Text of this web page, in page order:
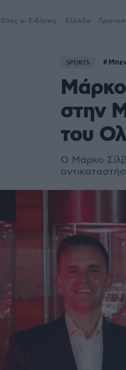
Όλες οι Ειδήσεις Ελλάδα
SPORTS
στην
του
Ο Μάρκο